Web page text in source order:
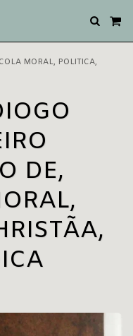
MORAL, POLITICA,
DE,